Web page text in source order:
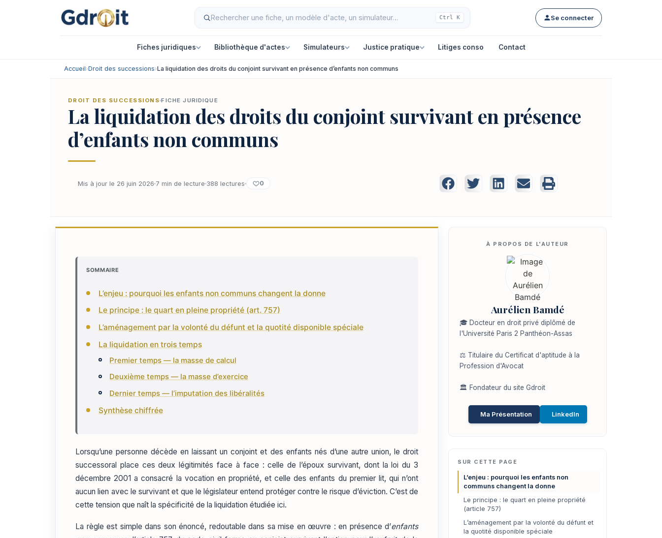
Ctrl K Se connecter
Fiches juridiques Bibliothèque d'actes Simulateurs Justice pratique Litiges conso Contact
Accueil›Droit des successions›La liquidation des droits du conjoint survivant en présence d’enfants non communs
DROIT DES SUCCESSIONS FICHE JURIDIQUE
La liquidation des droits du conjoint survivant en présence
d’enfants non communs
Mis à jour le 26 juin 2026 7 min de lecture 388 lectures 0
SOMMAIRE
L’enjeu : pourquoi les enfants non communs changent la donne
Le principe : le quart en pleine propriété (art. 757)
L’aménagement par la volonté du défunt et la quotité disponible spéciale
La liquidation en trois temps
Premier temps — la masse de calcul
Deuxième temps — la masse d’exercice
Dernier temps — l’imputation des libéralités
Synthèse chiffrée
Lorsqu’une personne décède en laissant un conjoint et des enfants nés d’une autre union, le droit
successoral place ces deux légitimités face à face : celle de l’époux survivant, dont la loi du 3
décembre 2001 a consacré la vocation en propriété, et celle des enfants du premier lit, qui n’ont
aucun lien avec le survivant et que le législateur entend protéger contre le risque d’éviction. C’est de
cette tension que naît la spécificité de la liquidation étudiée ici.
La règle est simple dans son énoncé, redoutable dans sa mise en œuvre : en présence d’enfants
Aurélien Bamdé
🎓 Docteur en droit privé diplômé de
l'Université Paris 2 Panthéon-Assas
⚖️ Titulaire du Certificat d'aptitude à la
Profession d'Avocat
🏛️ Fondateur du site Gdroit
Ma Présentation LinkedIn
SUR CETTE PAGE
L’enjeu : pourquoi les enfants non
communs changent la donne
Le principe : le quart en pleine propriété
(article 757)
L’aménagement par la volonté du défunt et
la quotité disponible spéciale